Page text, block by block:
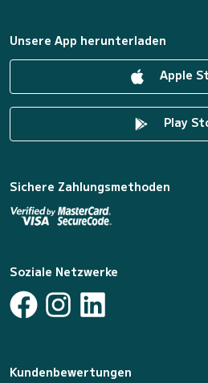
Unsere App herunterladen
Apple
Play
Sichere Zahlungsmethoden
Soziale Netzwerke
Kundenbewertungen